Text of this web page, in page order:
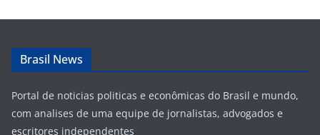
Brasil News
Portal de noticias politicas e econômicas do Brasil e mundo,
com analises de uma equipe de jornalistas, advogados e
escritores independentes